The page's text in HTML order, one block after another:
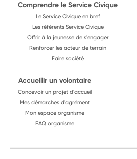
Comprendre le Service Civique
Le Service Civique en bref
Les référents Service Civique
Offrir à la jeunesse de s'engager
Renforcer les acteur de terrain
Faire société
Accueillir un volontaire
Concevoir un projet d'accueil
Mes démarches d'agrément
Mon espace organisme
FAQ organisme